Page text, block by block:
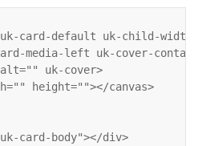
card-default uk-child-
media-left uk-cover-
uk-cover>
height=""></canvas>
card-body"></div>